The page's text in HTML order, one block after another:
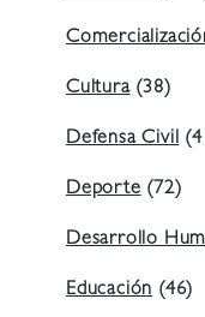
Cultura(38)
Defensa Civil
Deporte(72)
Desarrollo
Educación(46)